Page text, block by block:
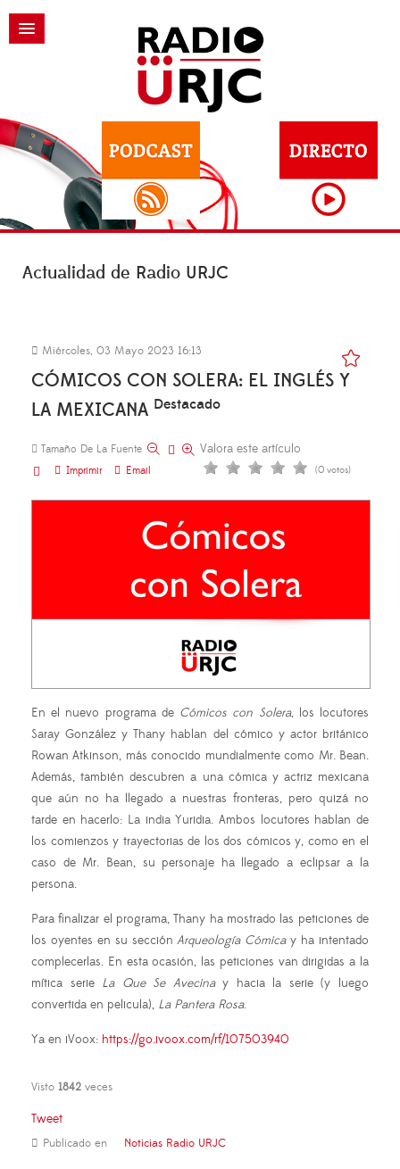
Actualidad de Radio URJC
Miércoles, 03 Mayo 2023 16:13
CÓMICOS CON SOLERA: EL INGLÉS Y
LA MEXICANA Destacado
Tamaño De La Fuente
Imprimir
Email
Valora este artículo
(0 votos)
En el nuevo programa de Cómicos con Solera, los locutores
Saray González y Thany hablan del cómico y actor británico
Rowan Atkinson, más conocido mundialmente como Mr. Bean.
Además, también descubren a una cómica y actriz mexicana
que aún no ha llegado a nuestras fronteras, pero quizá no
tarde en hacerlo: La india Yuridia. Ambos locutores hablan de
los comienzos y trayectorias de los dos cómicos y, como en el
caso de Mr. Bean, su personaje ha llegado a eclipsar a la
persona.
Para finalizar el programa, Thany ha mostrado las peticiones de
los oyentes en su secciónArqueología Cómicay ha intentado
complecerlas. En esta ocasión, las peticiones van dirigidas a la
mítica serie La Que Se Avecinay hacia la serie (y luego
convertida en pelicula), La Pantera Rosa.
Ya en iVoox: https://go.ivoox.com/rf/107503940
Visto 1842 veces
Tweet
Publicado en Noticias Radio URJC